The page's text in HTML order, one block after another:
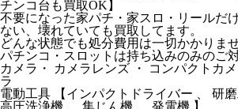
チンコ台も買取OK】
不要になった家パチ・家スロ・リールだ
ない、壊れていても買取してます。
どんな状態でも処分費用は一切かかりませ
パチンコ・スロットは持ち込みのみのご
カメラ・ カメラレンズ ・ コンパクトカ
ラ
電動工具 【インパクトドライバー 、 研磨
高圧洗浄機 、 集じん機 、 発電機 】